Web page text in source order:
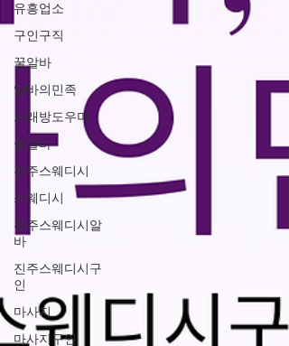
유흥업소
구인구직
꿀알바
알바의민족
노래방도우미
꿀알바
진주스웨디시
스웨디시
진주스웨디시알
바
진주스웨디시구
인
마사지
마사지구인